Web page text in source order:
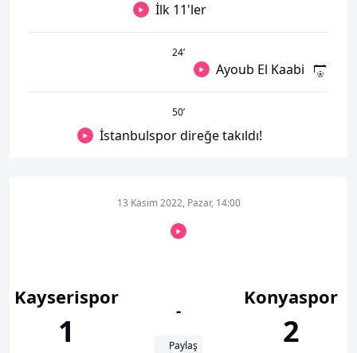
İlk 11'ler
24’
Ayoub El Kaabi
50’
İstanbulspor direğe takıldı!
Kayserispor
1
13 Kasım 2022, Pazar, 14:00
-
Paylaş
Konyaspor
2